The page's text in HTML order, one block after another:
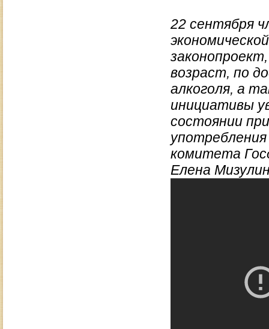
22 сентября
возраст, по
алкоголя, а
инициативы
состоянии
комитета
Елена